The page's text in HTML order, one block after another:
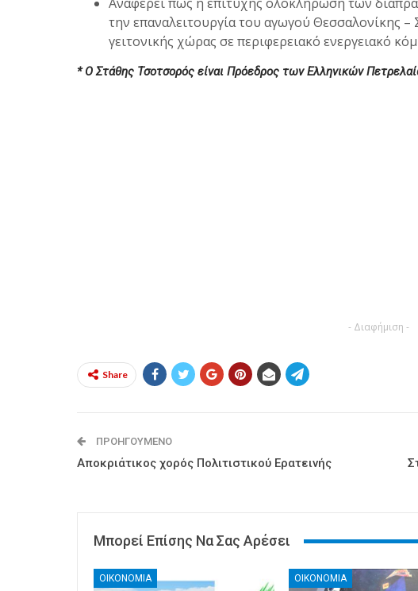
την επαναλειτουργία του αγωγού Θεσσαλονίκης
γειτονικής χώρας σε περιφερειακό ενεργειακό
* Ο Στάθης Τσοτσορός είναι Πρόεδρος των Ελληνικών
- Διαφήμιση -
Share
ΠΡΟΗΓΟΎΜΕΝΟ
Αποκριάτικος χορός Πολιτιστικού Ερατεινής
Μπορεί Επίσης Να Σας Αρέσει
ΟΙΚΟΝΟΜΙΑ ΟΙΚΟΝΟΜΙΑ